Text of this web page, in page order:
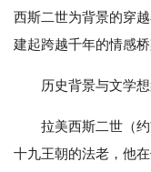
西斯二世为背景的穿
建起跨越千年的情感桥
历史背景与文学
拉美西斯二世（
十九王朝的法老，他